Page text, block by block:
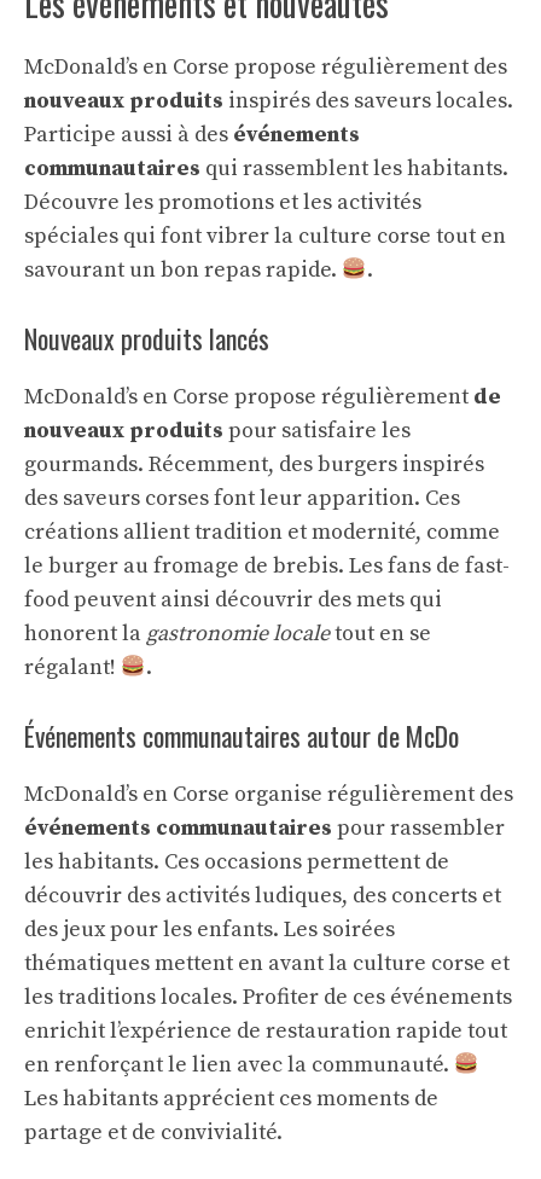
McDonald’s en Corse propose régulièrement des
nouveaux produits inspirés des saveurs locales.
Participe aussi à des événements
communautaires qui rassemblent les habitants.
Découvre les promotions et les activités
spéciales qui font vibrer la culture corse tout en
savourant un bon repas rapide.
.
Nouveaux produits lancés
McDonald’s en Corse propose régulièrement de
nouveaux produits pour satisfaire les
gourmands. Récemment, des burgers inspirés
des saveurs corses font leur apparition. Ces
créations allient tradition et modernité, comme
le burger au fromage de brebis. Les fans de fast-
food peuvent ainsi découvrir des mets qui
honorent la gastronomie localetout en se
régalant!
.
Événements communautaires autour de McDo
McDonald’s en Corse organise régulièrement des
événements communautaires pour rassembler
les habitants. Ces occasions permettent de
découvrir des activités ludiques, des concerts et
des jeux pour les enfants. Les soirées
thématiques mettent en avant la culture corse et
les traditions locales. Profiter de ces événements
enrichit l’expérience de restauration rapide tout
en renforçant le lien avec la communauté.
Les habitants apprécient ces moments de
partage et de convivialité.